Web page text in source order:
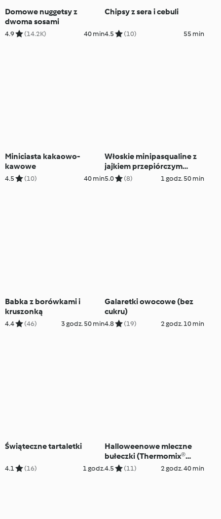
Domowe nuggetsy z
dwoma sosami
4.9 (14.2K) 40 min
Chipsy z sera i cebuli
4.5 (10) 55 min
Miniciasta kakaowo-
kawowe
4.5 (10) 40 min
Włoskie minipasqualine z
jajkiem przepiórczym
(Thermomix® Nester)
5.0 (8) 1 godz. 50 min
Babka z borówkami i
kruszonką
4.4 (46) 3 godz. 50 min
Galaretki owocowe (bez
cukru)
4.8 (19) 2 godz. 10 min
Świąteczne tartaletki
4.1 (16) 1 godz.
Halloweenowe mleczne
bułeczki (Thermomix®
Nester)
4.5 (11) 2 godz. 40 min